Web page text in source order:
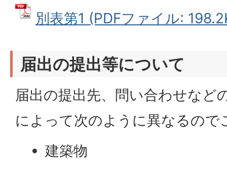
別表第1 (PDFファイル:
届出の提出等について
届出の提出先、問い合わせなど
によって次のように異なるので
建築物